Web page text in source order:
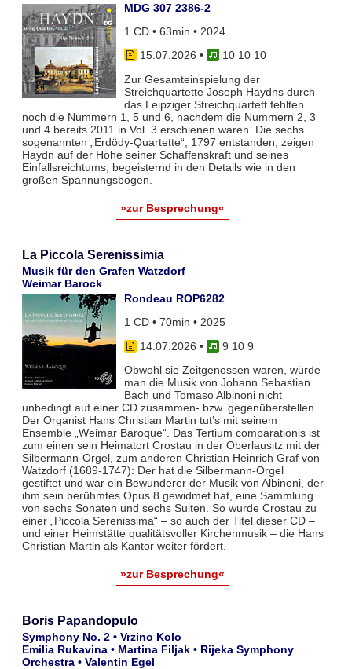
MDG 307 2386-2
1 CD • 63min • 2024
15.07.2026 •
10 10 10
Zur Gesamteinspielung der
Streichquartette Joseph Haydns durch
das Leipziger Streichquartett fehlten
noch die Nummern 1, 5 und 6, nachdem die Nummern 2, 3
und 4 bereits 2011 in Vol. 3 erschienen waren. Die sechs
sogenannten „Erdödy-Quartette“, 1797 entstanden, zeigen
Haydn auf der Höhe seiner Schaffenskraft und seines
Einfallsreichtums, begeisternd in den Details wie in den
großen Spannungsbögen.
»zur Besprechung«
La Piccola Serenissimia
Musik für den Grafen Watzdorf
Weimar Barock
Rondeau ROP6282
1 CD • 70min • 2025
14.07.2026 •
9 10 9
Obwohl sie Zeitgenossen waren, würde
man die Musik von Johann Sebastian
Bach und Tomaso Albinoni nicht
unbedingt auf einer CD zusammen- bzw. gegenüberstellen.
Der Organist Hans Christian Martin tut’s mit seinem
Ensemble „Weimar Baroque“. Das Tertium comparationis ist
zum einen sein Heimatort Crostau in der Oberlausitz mit der
Silbermann-Orgel, zum anderen Christian Heinrich Graf von
Watzdorf (1689-1747): Der hat die Silbermann-Orgel
gestiftet und war ein Bewunderer der Musik von Albinoni, der
ihm sein berühmtes Opus 8 gewidmet hat, eine Sammlung
von sechs Sonaten und sechs Suiten. So wurde Crostau zu
einer „Piccola Serenissima“ – so auch der Titel dieser CD –
und einer Heimstätte qualitätsvoller Kirchenmusik – die Hans
Christian Martin als Kantor weiter fördert.
»zur Besprechung«
Boris Papandopulo
Symphony No. 2 • Vrzino Kolo
Emilia Rukavina • Martina Filjak • Rijeka Symphony
Orchestra • Valentin Egel